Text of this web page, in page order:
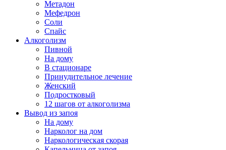
Метадон
Мефедрон
Соли
Спайс
Алкоголизм
Пивной
На дому
В стационаре
Принудительное лечение
Женский
Подростковый
12 шагов от алкоголизма
Вывод из запоя
На дому
Нарколог на дом
Наркологическая скорая